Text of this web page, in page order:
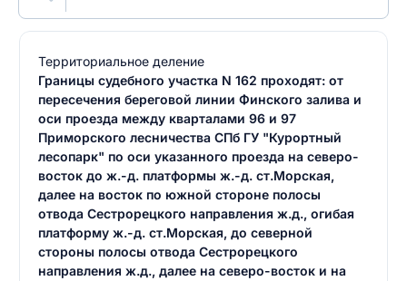
Территориальное деление
Границы судебного участка N 162 проходят: от
пересечения береговой линии Финского залива и
оси проезда между кварталами 96 и 97
Приморского лесничества СПб ГУ "Курортный
лесопарк" по оси указанного проезда на северо-
восток до ж.-д. платформы ж.-д. ст.Морская,
далее на восток по южной стороне полосы
отвода Сестрорецкого направления ж.д., огибая
платформу ж.-д. ст.Морская, до северной
стороны полосы отвода Сестрорецкого
направления ж.д., далее на северо-восток и на